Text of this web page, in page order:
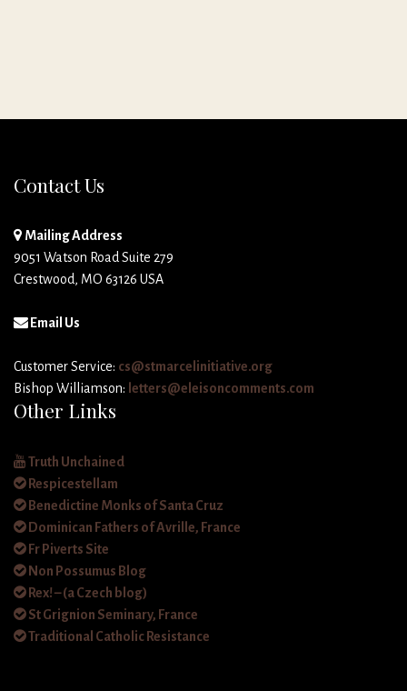
Contact Us
Mailing Address
9051 Watson Road Suite 279
Crestwood, MO 63126 USA
Email Us
Customer Service: cs@stmarcelinitiative.org
Bishop Williamson: letters@eleisoncomments.com
Other Links
Truth Unchained
Respicestellam
Benedictine Monks of Santa Cruz
Dominican Fathers of Avrille, France
Fr Piverts Site
Non Possumus Blog
Rex! – (a Czech blog)
St Grignion Seminary, France
Traditional Catholic Resistance